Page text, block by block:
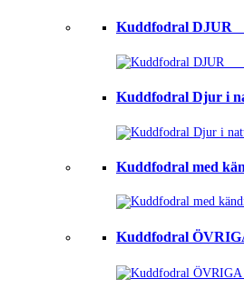
Kuddfodral
Kuddfodral Djur i
Kuddfodral med
Kuddfodral